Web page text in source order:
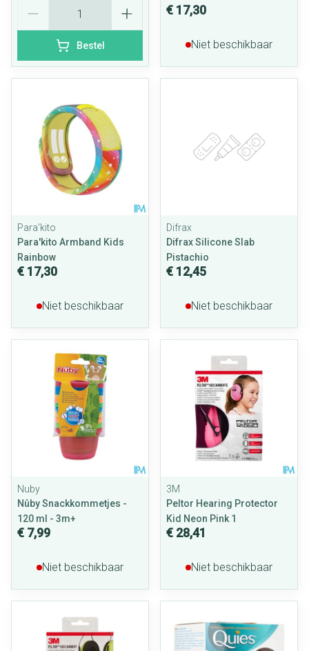
Bestel
€ 17,30
Niet beschikbaar
Para'kito
Para'kito Armband Kids
Rainbow
€ 17,30
Niet beschikbaar
Difrax
Difrax Silicone Slab
Pistachio
€ 12,45
Niet beschikbaar
Nuby
Nûby Snackkommetjes -
120 ml - 3m+
€ 7,99
Niet beschikbaar
3M
Peltor Hearing Protector
Kid Neon Pink 1
€ 28,41
Niet beschikbaar